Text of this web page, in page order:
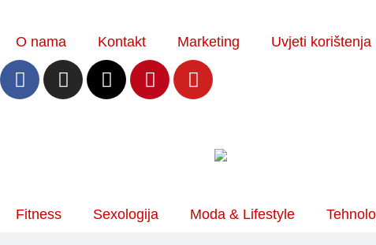
O nama Kontakt Marketing Uvjeti korištenja
Fitness Sexologija Moda & Lifestyle